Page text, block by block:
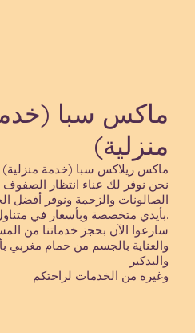
ماكس سبا
منزلية)
ماكس ريلاكس سبا (خدمة منزلية)
نحن نوفر لك عناء انتظار الصفوف
الصالونات والزحمة ونوفر أفضل
بأيدي متخصصة وبأسعار في متناول الجميع.
سارعوا الآن بحجز خدماتنا من
والعناية بالجسم من حمام مغربي
والبدكير
وغيره من الخدمات لراحتكم